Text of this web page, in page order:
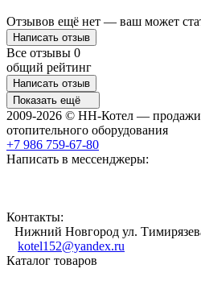
Отзывов ещё нет — ваш может
Написать отзыв
Все отзывы 0
общий рейтинг
Написать отзыв
Показать ещё
2009-2026 © НН-Котел — продажи
отопительного оборудования
+7 986 759-67-80
Написать в мессенджеры:
Контакты:
Нижний Новгород ул.
kotel152@yandex.ru
Каталог товаров